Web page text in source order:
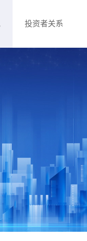
投资者关系